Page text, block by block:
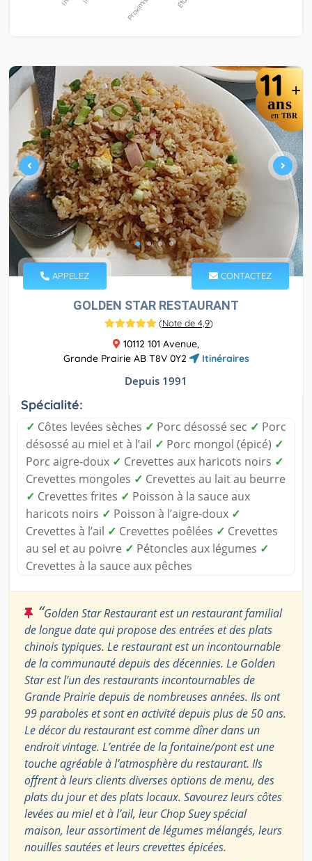
11 +
ans
en TBR
APPELEZ CONTACTEZ
GOLDEN STAR RESTAURANT
(Note de 4,9)
10112 101 Avenue,
Grande Prairie AB T8V 0Y2
Itinéraires
Depuis 1991
Spécialité:
✓ Côtes levées sèches ✓ Porc désossé sec ✓ Porc
désossé au miel et à l’ail ✓ Porc mongol (épicé) ✓
Porc aigre-doux ✓ Crevettes aux haricots noirs ✓
Crevettes mongoles ✓ Crevettes au lait au beurre
✓ Crevettes frites ✓ Poisson à la sauce aux
haricots noirs ✓ Poisson à l’aigre-doux ✓
Crevettes à l’ail ✓ Crevettes poêlées ✓ Crevettes
au sel et au poivre ✓ Pétoncles aux légumes ✓
Crevettes à la sauce aux pêches
“Golden Star Restaurant est un restaurant familial
de longue date qui propose des entrées et des plats
chinois typiques. Le restaurant est un incontournable
de la communauté depuis des décennies. Le Golden
Star est l’un des restaurants incontournables de
Grande Prairie depuis de nombreuses années. Ils ont
99 paraboles et sont en activité depuis plus de 50 ans.
Le décor du restaurant est comme dîner dans un
endroit vintage. L’entrée de la fontaine/pont est une
touche agréable à l’atmosphère du restaurant. Ils
offrent à leurs clients diverses options de menu, des
plats du jour et des plats locaux. Savourez leurs côtes
levées au miel et à l’ail, leur Chop Suey spécial
maison, leur assortiment de légumes mélangés, leurs
nouilles sautées et leurs crevettes épicées.